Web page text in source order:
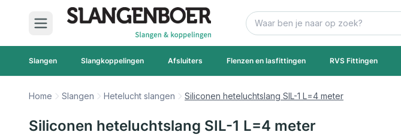
Ga naar de inhoud
Zoek
Slangen Slangkoppelingen Afsluiters Flenzen en lasfittingen RVS Fittingen
Home Slangen Hetelucht slangen Siliconen heteluchtslang SIL-1 L=4 meter
Siliconen heteluchtslang SIL-1 L=4 meter